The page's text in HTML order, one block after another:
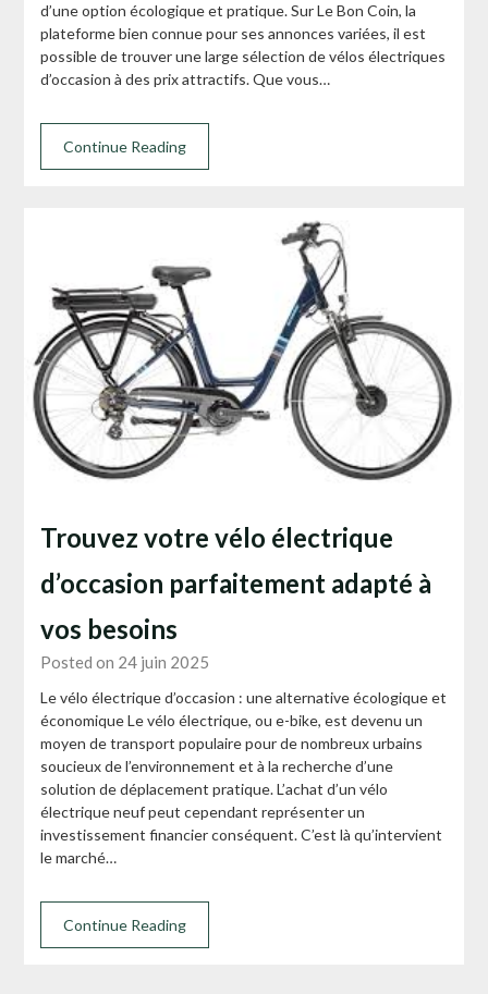
d’une option écologique et pratique. Sur Le Bon Coin, la
plateforme bien connue pour ses annonces variées, il est
possible de trouver une large sélection de vélos électriques
d’occasion à des prix attractifs. Que vous…
Continue Reading
Trouvez votre vélo électrique
d’occasion parfaitement adapté à
vos besoins
Posted on 24 juin 2025
Le vélo électrique d’occasion : une alternative écologique et
économique Le vélo électrique, ou e-bike, est devenu un
moyen de transport populaire pour de nombreux urbains
soucieux de l’environnement et à la recherche d’une
solution de déplacement pratique. L’achat d’un vélo
électrique neuf peut cependant représenter un
investissement financier conséquent. C’est là qu’intervient
le marché…
Continue Reading